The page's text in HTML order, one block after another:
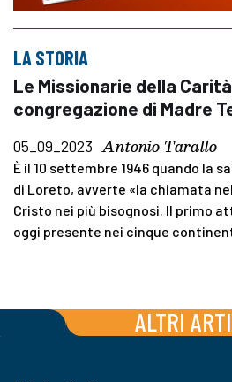
LA STORIA
Le Missionarie della
congregazione di Madre
05_09_2023 Antonio Tarallo
È il 10 settembre 1946 quando la
di Loreto, avverte «la chiamata
Cristo nei più bisognosi. Il primo
oggi presente nei cinque
ALTRI